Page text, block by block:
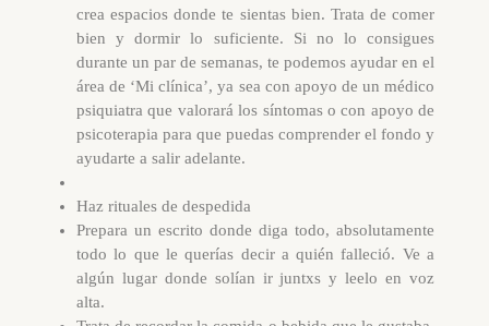
crea espacios donde te sientas bien. Trata de comer
bien y dormir lo suficiente. Si no lo consigues
durante un par de semanas, te podemos ayudar en el
área de ‘Mi clínica’, ya sea con apoyo de un médico
psiquiatra que valorará los síntomas o con apoyo de
psicoterapia para que puedas comprender el fondo y
ayudarte a salir adelante.
Haz rituales de despedida
Prepara un escrito donde diga todo, absolutamente
todo lo que le querías decir a quién falleció. Ve a
algún lugar donde solían ir juntxs y leelo en voz
alta.